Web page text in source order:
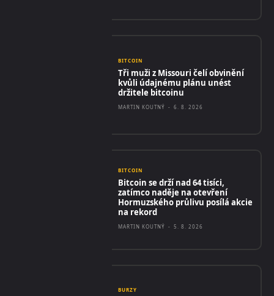
BITCOIN
Tři muži z Missouri čelí obvinění
kvůli údajnému plánu unést
držitele bitcoinu
MARTIN KOUTNÝ - 6. 8. 2026
BITCOIN
Bitcoin se drží nad 64 tisíci,
zatímco naděje na otevření
Hormuzského průlivu posílá akcie
na rekord
MARTIN KOUTNÝ - 5. 8. 2026
BURZY